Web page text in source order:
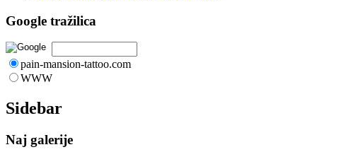
Google tražilica
pain-mansion-tattoo.com
WWW
Sidebar
Naj galerije